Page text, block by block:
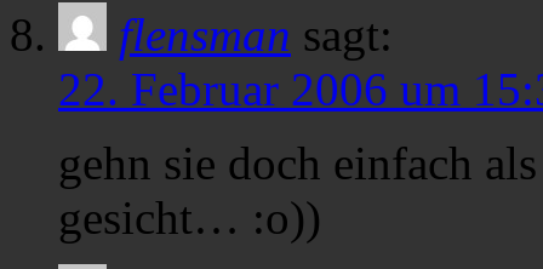
flensman sagt:
22. Februar 2006 um
gehn sie doch einfach
gesicht… :o))